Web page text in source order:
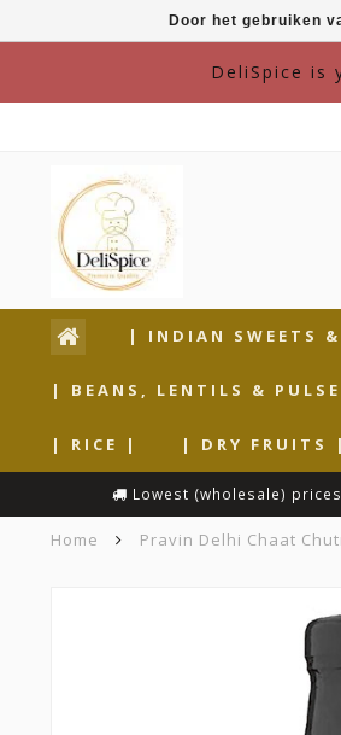
DeliSpice is
| INDIAN SWEETS
| BEANS, LENTILS &
| RICE | | DRY FRUITS |
Lowest (wholesale) prices
Home Pravin Delhi Chaat
Door het gebruiken